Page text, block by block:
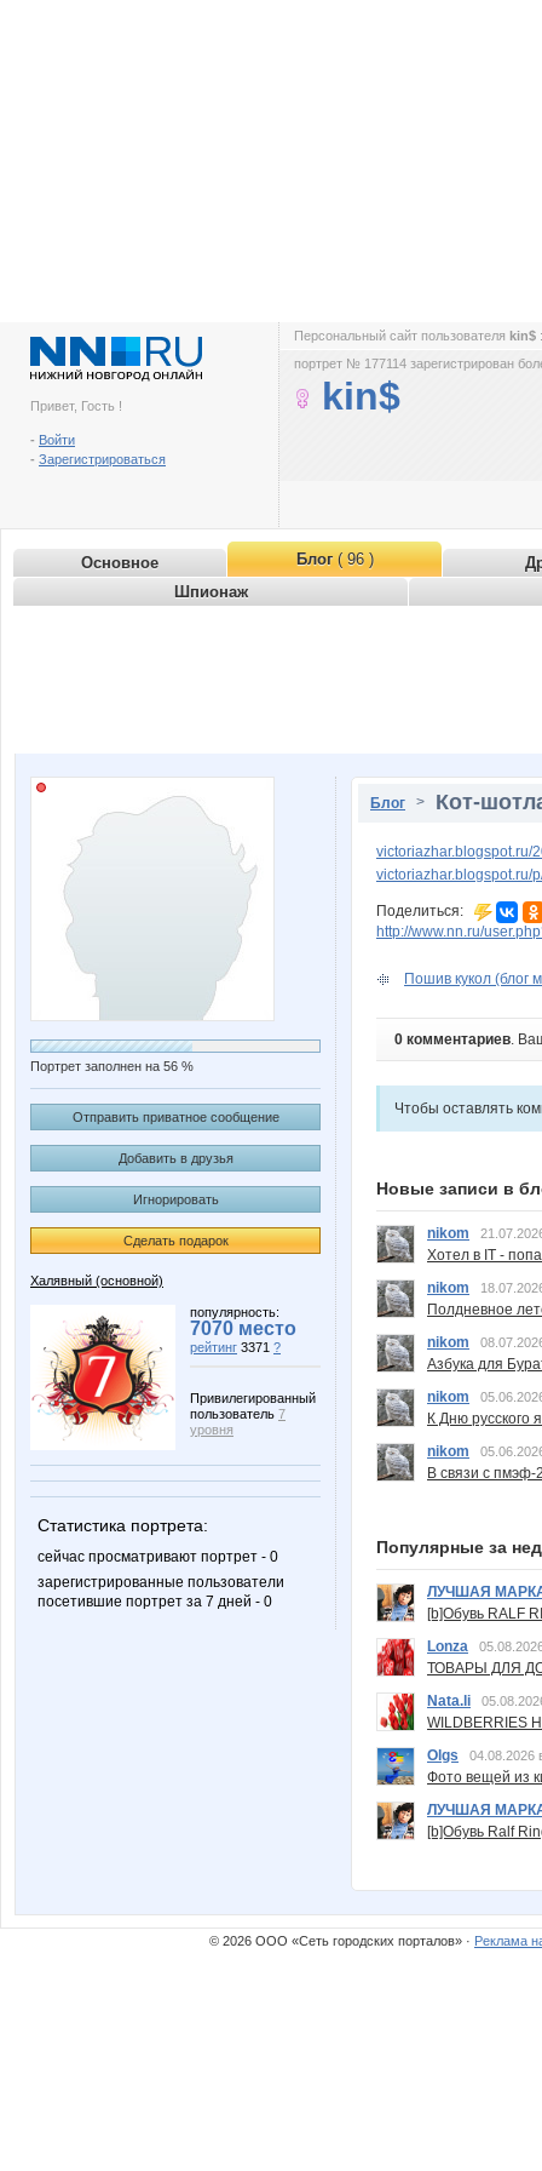
Привет, Гость !
- Войти
- Зарегистрироваться
Персональный сайт пользователя kin$
портрет № 177114 зарегистрирован
kin$
Основное Блог( 96 )
Шпионаж
Портрет заполнен на 56 %
Отправить приватное сообщение
Добавить в друзья
Игнорировать
Сделать подарок
Халявный (основной)
популярность:
7070 место
рейтинг 3371 ?
Привилегированный
пользователь 7
уровня
Статистика портрета:
сейчас просматривают портрет - 0
зарегистрированные пользователи
посетившие портрет за 7 дней - 0
Блог > Кот-
victoriazhar.blogspot.ru/
victoriazhar.blogspot.ru/
Поделиться:
http://www.nn.ru/
Пошив кукол (блог
0 комментариев.
Чтобы оставлять
Новые записи в
nikom
Хотел в IT -
nikom
Полдневное
nikom
Азбука для
nikom
К Дню русского
nikom
В связи с пмэф-
Популярные за
ЛУЧШАЯ
[b]Обувь RALF
Lonza
ТОВАРЫ ДЛЯ
Nata.li
Olgs
04.08.2026
Фото вещей из
ЛУЧШАЯ
[b]Обувь Ralf
© 2026 ООО «Сеть городских порталов» · Реклама